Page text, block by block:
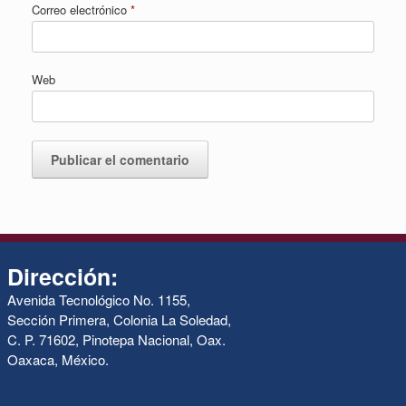
Correo electrónico *
Web
Dirección:
Avenida Tecnológico No. 1155,
Sección Primera, Colonia La Soledad,
C. P. 71602, Pinotepa Nacional, Oax.
Oaxaca, México.